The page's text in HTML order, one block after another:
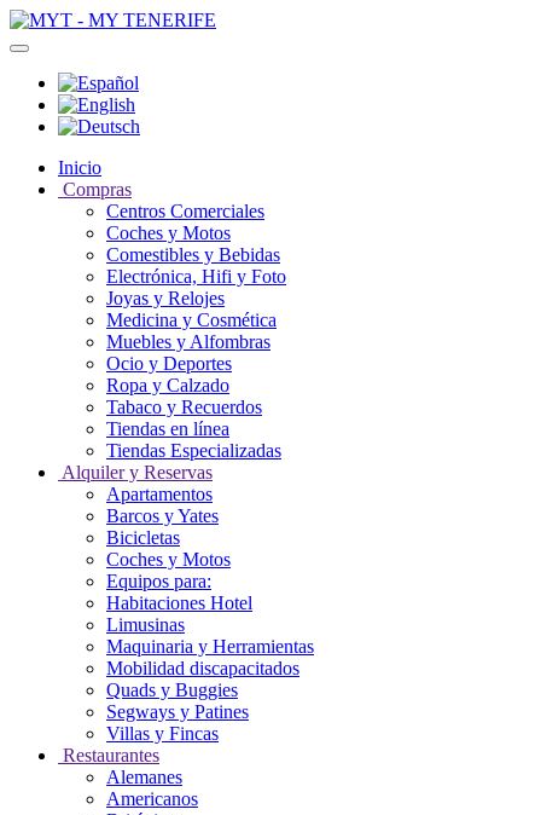
Inicio
Compras
Centros Comerciales
Coches y Motos
Comestibles y Bebidas
Electrónica, Hifi y Foto
Joyas y Relojes
Medicina y Cosmética
Muebles y Alfombras
Ocio y Deportes
Ropa y Calzado
Tabaco y Recuerdos
Tiendas en línea
Tiendas Especializadas
Alquiler y Reservas
Apartamentos
Barcos y Yates
Bicicletas
Coches y Motos
Equipos para:
Habitaciones Hotel
Limusinas
Maquinaria y Herramientas
Mobilidad discapacitados
Quads y Buggies
Segways y Patines
Villas y Fincas
Restaurantes
Alemanes
Americanos